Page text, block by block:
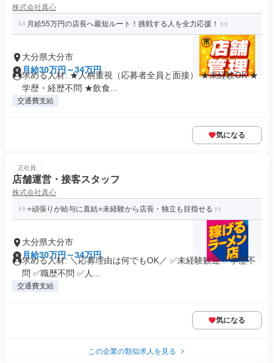
株式会社真心
月給55万円の店長へ最短ルート！挑戦する人を全力応援！
大分県大分市
月給30万円～34万円
求める人材: ★人柄重視（応募者全員と面接） ★未経験OK ★
学歴・経歴不問 ★飲食...
交通費支給
気になる
正社員
店舗運営・接客スタッフ
株式会社真心
⭐頑張りが給与に直結⭐未経験から店長・独立も目指せる
大分県大分市
月給30万円～34万円
求める人材: ＼応募理由は何でもOK／ ✅未経験歓迎 ✅学歴不
問 ✅職歴不問 ✅人...
交通費支給
気になる
この企業の類似求人を見る